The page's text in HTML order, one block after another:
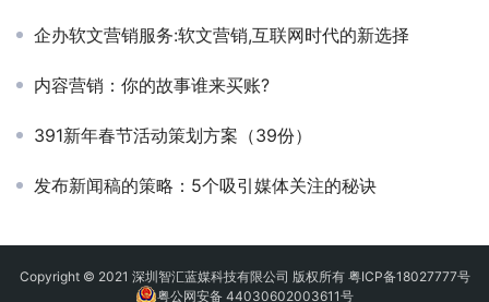
企办软文营销服务:软文营销,互联网时代的新选择
内容营销：你的故事谁来买账?
391新年春节活动策划方案（39份）
发布新闻稿的策略：5个吸引媒体关注的秘诀
Copyright © 2021 深圳智汇蓝媒科技有限公司 版权所有 粤ICP备18027777号
粤公网安备 44030602003611号